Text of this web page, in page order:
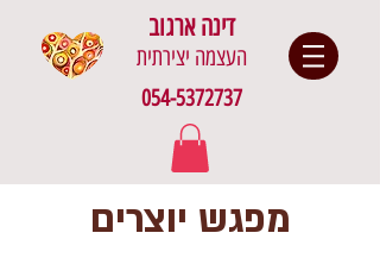
דינה ארגוב
העצמה יצירתית
054-5372737
מפגש יוצרים